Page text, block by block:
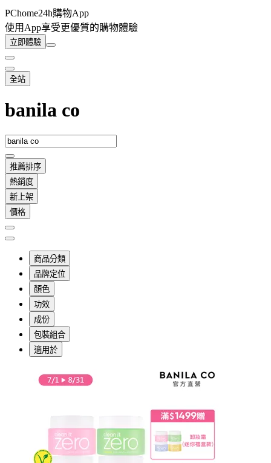
PChome24h購物App
使用App享受更優質的購物體驗
立即體驗
全站
banila co
推薦排序
熱銷度
新上架
價格
商品分類
品牌定位
顏色
功效
成份
包裝組合
適用於